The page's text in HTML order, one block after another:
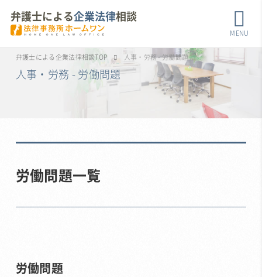
弁護士による企業法律相談
MENU
弁護士による企業法律相談TOP 人事・労務 - 労働問題
人事・労務 - 労働問題
労働問題一覧
労働問題